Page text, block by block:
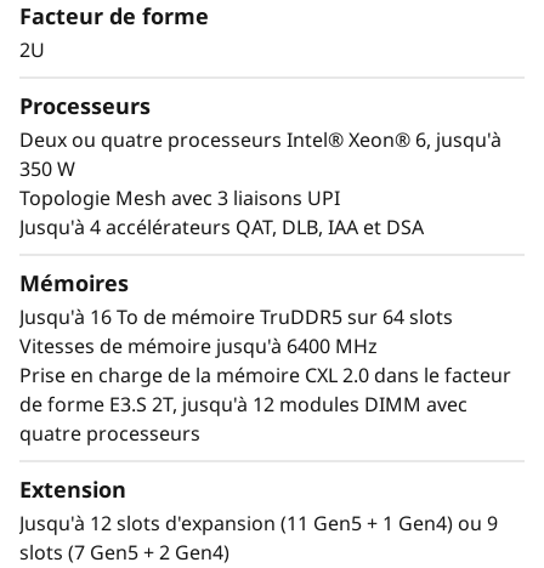
2
U
charges de travail
Les bases de données en mémoire, les
solutions ERP, CRM, les plateformes BI et la
virtualisation sont les charges de travail
prioritaires de toutes les entreprises. Le
ThinkSystem SR850 V4 est conçu pour être le
moteur aux performances optimisées, évolutif
et extensible, qui exécute ces charges de
travail et propulse votre entreprise. Avec
jusqu'à quatre processeurs Intel® Xeon® 6,
une capacité massive de mémoire et
d'extension disponible jusqu'à deux GPU pleine
hauteur et jusqu'à 32 disques, vous pouvez en
toute confiance exécuter et faire évoluer les
charges de travail critiques de votre entreprise
sur le ThinkSystem SR850 V4.
Facteur de forme
2U
Processeurs
Deux ou quatre processeurs Intel® Xeon® 6, jusqu'à
350 W
Topologie Mesh avec 3 liaisons UPI
Jusqu'à 4 accélérateurs QAT, DLB, IAA et DSA
Mémoires
Jusqu'à 16 To de mémoire TruDDR5 sur 64 slots
Vitesses de mémoire jusqu'à 6400 MHz
Prise en charge de la mémoire CXL 2.0 dans le facteur
de forme E3.S 2T, jusqu'à 12 modules DIMM avec
quatre processeurs
Extension
Jusqu'à 12 slots d'expansion (11 Gen5 + 1 Gen4) ou 9
slots (7 Gen5 + 2 Gen4)